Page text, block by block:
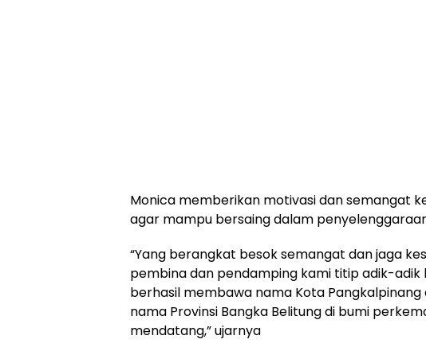
Monica memberikan motivasi dan semangat
agar mampu bersaing dalam
“Yang berangkat besok semangat dan jaga
pembina dan pendamping kami titip adik-adik
berhasil membawa nama Kota
nama Provinsi Bangka Belitung di bumi
mendatang,” ujarnya